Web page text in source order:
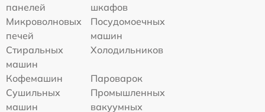
панелей
шкафов
Микроволновых
печей
Посудомоечных
машин
Стиральных
машин
Холодильников
Кофемашин
Пароварок
Сушильных
машин
Промышленных
вакуумных